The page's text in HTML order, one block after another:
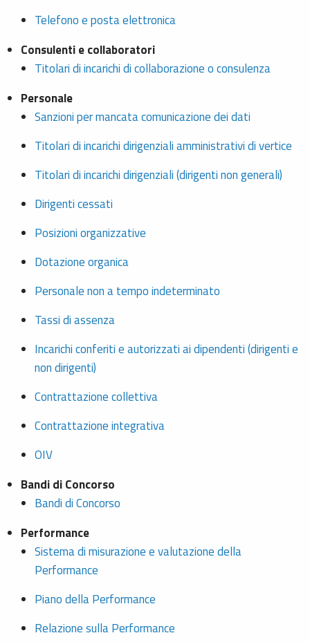
Telefono e posta elettronica
Consulenti e collaboratori
Titolari di incarichi di collaborazione o consulenza
Personale
Sanzioni per mancata comunicazione dei dati
Titolari di incarichi dirigenziali amministrativi di vertice
Titolari di incarichi dirigenziali (dirigenti non generali)
Dirigenti cessati
Posizioni organizzative
Dotazione organica
Personale non a tempo indeterminato
Tassi di assenza
Incarichi conferiti e autorizzati ai dipendenti (dirigenti e
non dirigenti)
Contrattazione collettiva
Contrattazione integrativa
OIV
Bandi di Concorso
Bandi di Concorso
Performance
Sistema di misurazione e valutazione della
Performance
Piano della Performance
Relazione sulla Performance